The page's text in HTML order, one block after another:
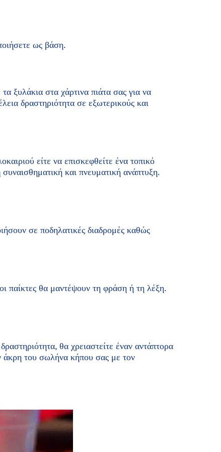
ως βάση.
ξυλάκια στα χάρτινα πιάτα σας για να
δραστηριότητα σε εξωτερικούς και
είτε να επισκεφθείτε ένα τοπικό
και πνευματική ανάπτυξη.
σε ποδηλατικές διαδρομές καθώς
παίκτες θα μαντέψουν τη φράση ή τη λέξη.
θα χρειαστείτε έναν αντάπτορα
άκρη του σωλήνα κήπου σας με τον